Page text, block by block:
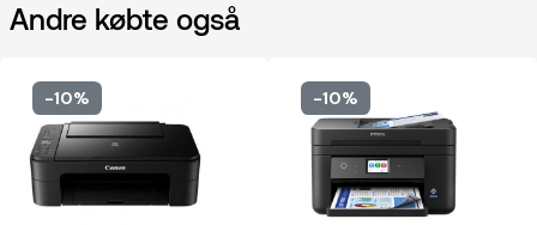
Andre købte også
-10% -10%